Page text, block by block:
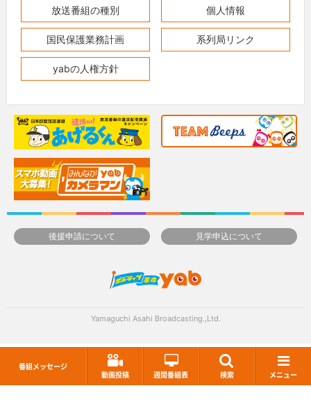
番組メッセージ
動画投稿
週間番組表 検索 メニュー
放送番組の種別 個人情報
国民保護業務計画 系列局リンク
yabの人権方針
後援申請について 見学申込について
Yamaguchi Asahi Broadcasting.,Ltd.